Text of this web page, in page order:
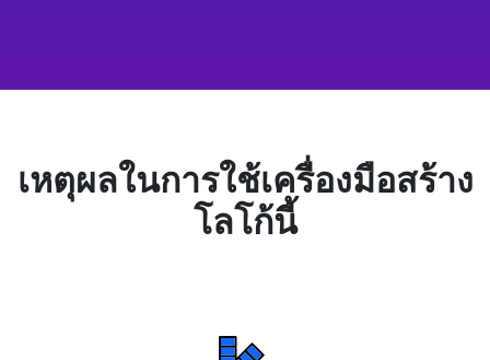
เหตุผลในการใช้เครื่องมือสร้าง
โลโก้นี้